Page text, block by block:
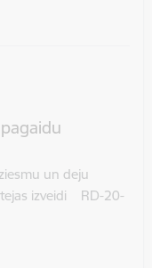
un deju
izveidi RD-20-